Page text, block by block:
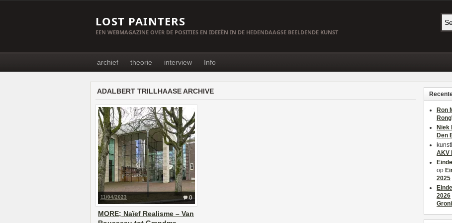
LOST PAINTERS
EEN WEBMAGAZINE OVER DE POSITIES EN IDEEËN IN DE HEDENDAAGSE BEELDENDE KUNST
archief theorie interview Info
ADALBERT TRILLHAASE ARCHIVE
0
11/04/2023
MORE; Naïef Realisme – Van
Ron
Niek
Den
AKV
op
2025
2026